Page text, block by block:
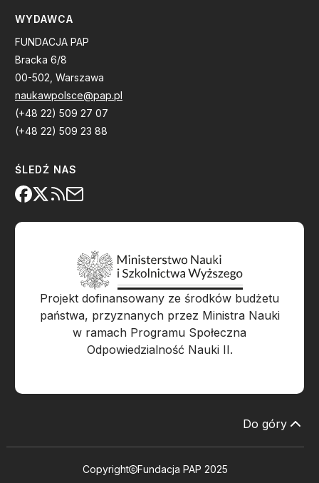
WYDAWCA
FUNDACJA PAP
Bracka 6/8
00-502, Warszawa
naukawpolsce@pap.pl
(+48 22) 509 27 07
(+48 22) 509 23 88
ŚLEDŹ NAS
Projekt dofinansowany ze środków budżetu
państwa, przyznanych przez Ministra Nauki
w ramach Programu Społeczna
Odpowiedzialność Nauki II.
Do góry
Copyright Fundacja PAP 2025